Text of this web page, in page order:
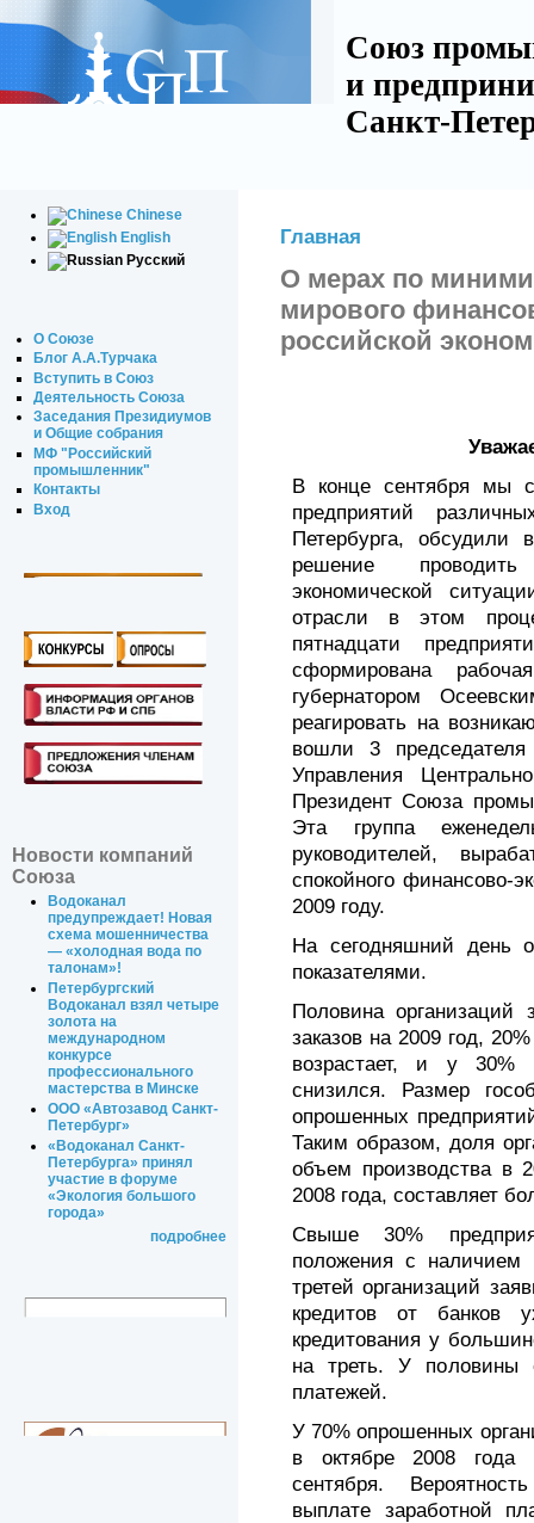
Союз
и
Санкт-
Chinese
English
Русский
О Союзе
Блог А.А.Турчака
Вступить в Союз
Деятельность Союза
Заседания Президиумов
и Общие собрания
МФ "Российский
промышленник"
Контакты
Вход
Новости компаний
Союза
Водоканал
предупреждает! Новая
схема мошенничества
— «холодная вода по
талонам»!
Петербургский
Водоканал взял четыре
золота на
международном
конкурсе
профессионального
мастерства в Минске
ООО «Автозавод Санкт-
Петербург»
«Водоканал Санкт-
Петербурга» принял
участие в форуме
«Экология большого
города»
подробнее
Главная
О мерах по
мирового
российской
В конце сентября мы
предприятий
Петербурга, обсудили
решение
экономической
отрасли в этом
пятнадцати
сформирована
губернатором
реагировать на
вошли 3 председателя
Управления
Президент Союза
Эта группа
руководителей,
спокойного финансово-
2009 году.
На сегодняшний день
показателями.
Половина организаций
заказов на 2009 год,
возрастает, и у 30%
снизился. Размер
опрошенных
Таким образом, доля
объем производства в
2008 года, составляет
Свыше 30%
положения с наличием
третей организаций
кредитов от банков
кредитования у
на треть. У половины
платежей.
У 70% опрошенных
в октябре 2008 года
сентября.
выплате заработной